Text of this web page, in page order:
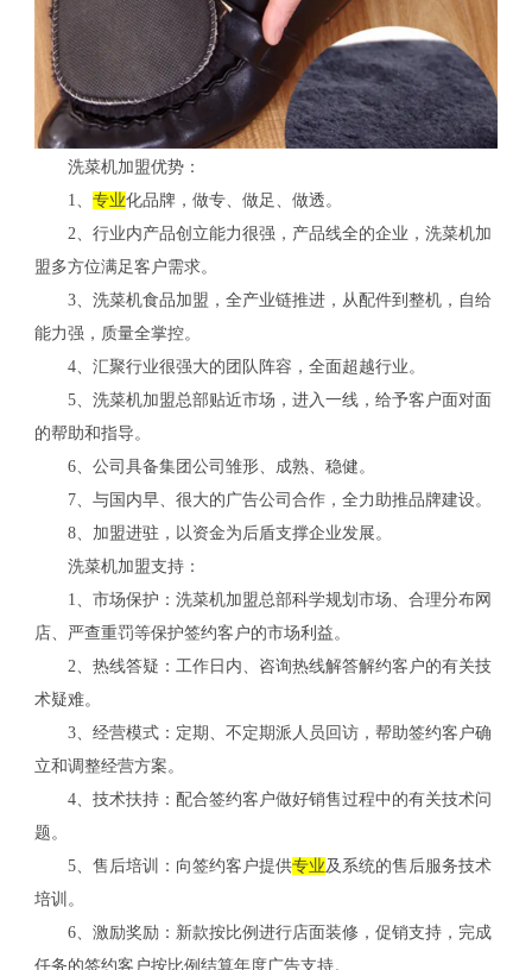
洗菜机加盟优势：
1、 专业化品牌，做专、做足、做透。
2、行业内产品创立能力很强，产品线全的企业，洗菜机加
盟多方位满足客户需求。
3、洗菜机食品加盟，全产业链推进，从配件到整机，自给
能力强，质量全掌控。
4、汇聚行业很强大的团队阵容，全面超越行业。
5、洗菜机加盟总部贴近市场，进入一线，给予客户面对面
的帮助和指导。
6、公司具备集团公司雏形、成熟、稳健。
7、与国内早、很大的广告公司合作，全力助推品牌建设。
8、加盟进驻，以资金为后盾支撑企业发展。
洗菜机加盟支持：
1、市场保护：洗菜机加盟总部科学规划市场、合理分布网
店、严查重罚等保护签约客户的市场利益。
2、热线答疑：工作日内、咨询热线解答解约客户的有关技
术疑难。
3、经营模式：定期、不定期派人员回访，帮助签约客户确
立和调整经营方案。
4、技术扶持：配合签约客户做好销售过程中的有关技术问
题。
5、售后培训：向签约客户提供专业及系统的售后服务技术
培训。
6、激励奖励：新款按比例进行店面装修，促销支持，完成
任务的签约客户按比例结算年度广告支持。